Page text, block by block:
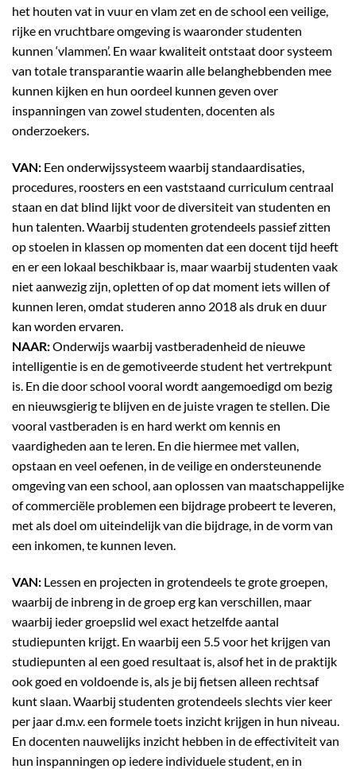
het houten vat in vuur en vlam zet en de school een veilige,
rijke en vruchtbare omgeving is waaronder studenten
kunnen ‘vlammen’. En waar kwaliteit ontstaat door systeem
van totale transparantie waarin alle belanghebbenden mee
kunnen kijken en hun oordeel kunnen geven over
inspanningen van zowel studenten, docenten als
onderzoekers.
VAN: Een onderwijssysteem waarbij standaardisaties,
procedures, roosters en een vaststaand curriculum centraal
staan en dat blind lijkt voor de diversiteit van studenten en
hun talenten. Waarbij studenten grotendeels passief zitten
op stoelen in klassen op momenten dat een docent tijd heeft
en er een lokaal beschikbaar is, maar waarbij studenten vaak
niet aanwezig zijn, opletten of op dat moment iets willen of
kunnen leren, omdat studeren anno 2018 als druk en duur
kan worden ervaren.
NAAR:Onderwijs waarbij vastberadenheid de nieuwe
intelligentie is en de gemotiveerde student het vertrekpunt
is. En die door school vooral wordt aangemoedigd om bezig
en nieuwsgierig te blijven en de juiste vragen te stellen. Die
vooral vastberaden is en hard werkt om kennis en
vaardigheden aan te leren. En die hiermee met vallen,
opstaan en veel oefenen, in de veilige en ondersteunende
omgeving van een school, aan oplossen van maatschappelijke
of commerciële problemen een bijdrage probeert te leveren,
met als doel om uiteindelijk van die bijdrage, in de vorm van
een inkomen, te kunnen leven.
VAN: Lessen en projecten in grotendeels te grote groepen,
waarbij de inbreng in de groep erg kan verschillen, maar
waarbij ieder groepslid wel exact hetzelfde aantal
studiepunten krijgt. En waarbij een 5.5 voor het krijgen van
studiepunten al een goed resultaat is, alsof het in de praktijk
ook goed en voldoende is, als je bij fietsen alleen rechtsaf
kunt slaan. Waarbij studenten grotendeels slechts vier keer
per jaar d.m.v. een formele toets inzicht krijgen in hun niveau.
En docenten nauwelijks inzicht hebben in de effectiviteit van
hun inspanningen op iedere individuele student, en in